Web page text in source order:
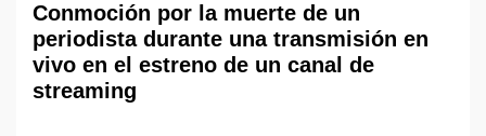
Conmoción por la muerte de un
periodista durante una transmisión en
vivo en el estreno de un canal de
streaming